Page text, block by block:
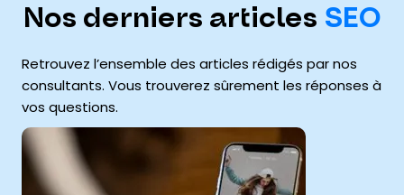
Nos derniers articles SEO
Retrouvez l’ensemble des articles rédigés par nos
consultants. Vous trouverez sûrement les réponses à
vos questions.